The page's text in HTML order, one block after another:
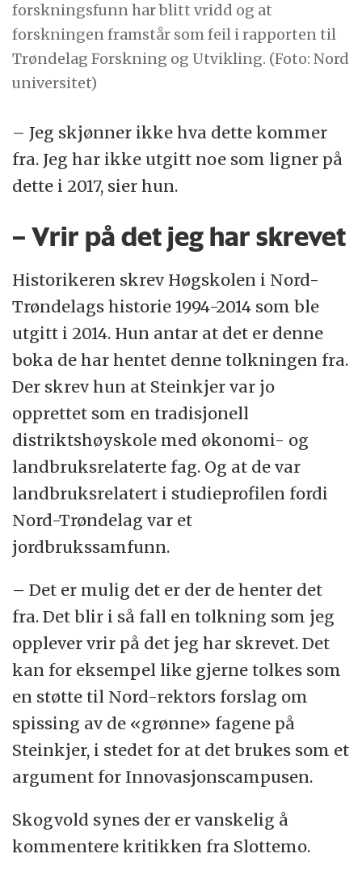
forskningsfunn har blitt vridd og at
forskningen framstår som feil i rapporten til
Trøndelag Forskning og Utvikling. (Foto: Nord
universitet)
– Jeg skjønner ikke hva dette kommer
fra. Jeg har ikke utgitt noe som ligner på
dette i 2017, sier hun.
– Vrir på det jeg har skrevet
Historikeren skrev Høgskolen i Nord-
Trøndelags historie 1994-2014 som ble
utgitt i 2014. Hun antar at det er denne
boka de har hentet denne tolkningen fra.
Der skrev hun at Steinkjer var jo
opprettet som en tradisjonell
distriktshøyskole med økonomi- og
landbruksrelaterte fag. Og at de var
landbruksrelatert i studieprofilen fordi
Nord-Trøndelag var et
jordbrukssamfunn.
– Det er mulig det er der de henter det
fra. Det blir i så fall en tolkning som jeg
opplever vrir på det jeg har skrevet. Det
kan for eksempel like gjerne tolkes som
en støtte til Nord-rektors forslag om
spissing av de «grønne» fagene på
Steinkjer, i stedet for at det brukes som et
argument for Innovasjonscampusen.
Skogvold synes der er vanskelig å
kommentere kritikken fra Slottemo.